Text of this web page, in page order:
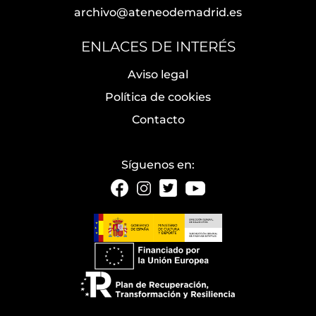
archivo@ateneodemadrid.es
ENLACES DE INTERÉS
Aviso legal
Política de cookies
Contacto
Síguenos en: